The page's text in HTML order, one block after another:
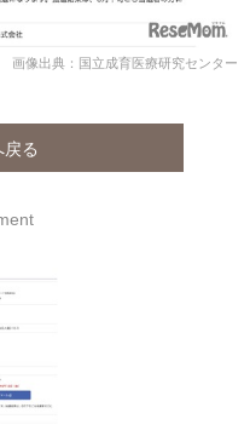
画像出典：国立成育医療研究センター
戻る